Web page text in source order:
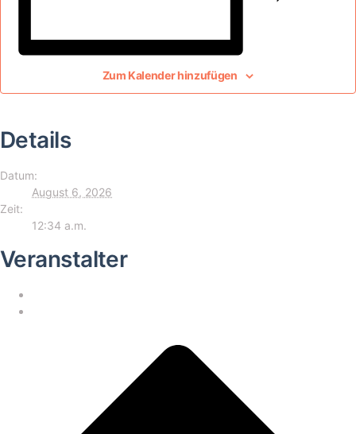
Zum Kalender hinzufügen
Details
Datum:
August 6, 2026
Zeit:
12:34 a.m.
Veranstalter